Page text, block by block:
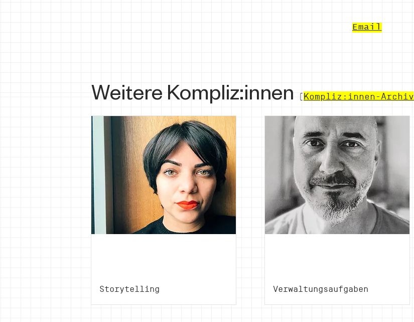
Email
Weitere Kompliz:innen (Kompliz:innen-Archiv
Storytelling Verwaltungsaufgaben